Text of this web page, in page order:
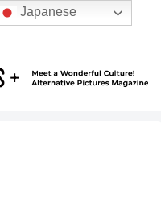
Japanese